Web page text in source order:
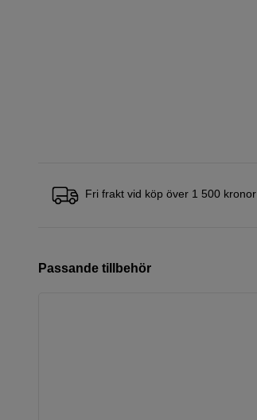
Fri frakt vid köp över 1 500 kronor
Passande tillbehör